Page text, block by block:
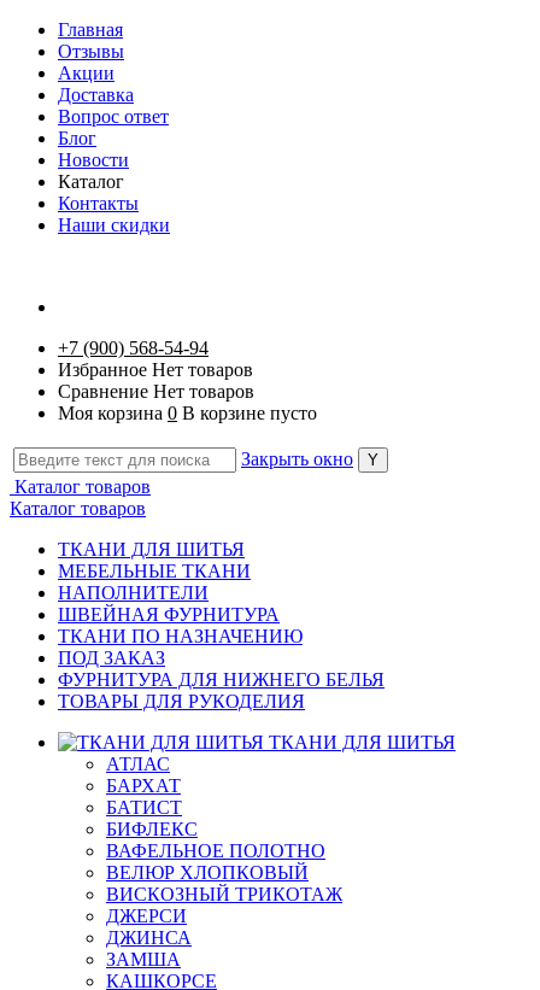
Главная
Отзывы
Акции
Доставка
Вопрос ответ
Блог
Новости
Каталог
Контакты
Наши скидки
+7 (900) 568-54-94
Избранное Нет товаров
Сравнение Нет товаров
Моя корзина 0 В корзине пусто
Закрыть окно
Каталог товаров
Каталог товаров
ТКАНИ ДЛЯ ШИТЬЯ
МЕБЕЛЬНЫЕ ТКАНИ
НАПОЛНИТЕЛИ
ШВЕЙНАЯ ФУРНИТУРА
ТКАНИ ПО НАЗНАЧЕНИЮ
ПОД ЗАКАЗ
ФУРНИТУРА ДЛЯ НИЖНЕГО БЕЛЬЯ
ТОВАРЫ ДЛЯ РУКОДЕЛИЯ
ТКАНИ ДЛЯ ШИТЬЯ
АТЛАС
БАРХАТ
БАТИСТ
БИФЛЕКС
ВАФЕЛЬНОЕ ПОЛОТНО
ВЕЛЮР ХЛОПКОВЫЙ
ВИСКОЗНЫЙ ТРИКОТАЖ
ДЖЕРСИ
ДЖИНСА
ЗАМША
КАШКОРСЕ